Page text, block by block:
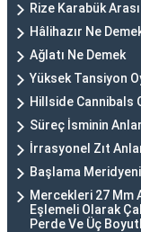
Rize Karabük
Hâlihazır Ne
Ağlatı Ne Demek
Yüksek Tansiyon
Hillside Cannibals
Süreç İsminin
İrrasyonel Zıt
Başlama
Mercekleri 27 Mm
Eşlemeli Olarak
Perde Ve Üç